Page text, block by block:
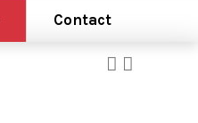
Contact